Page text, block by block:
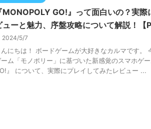
MONOPOLY GO!』って面白いの？実際
ューと魅力、序盤攻略について解説！【
2024/5/7
にちは！ ボードゲームが大好きなカルマです。
ム「モノポリー」に基づいた新感覚のスマホゲ
』 について、実際にプレイしてみたレビュー ...